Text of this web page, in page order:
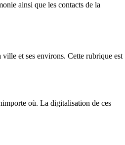
ainsi que les contacts de la
et ses environs. Cette rubrique est
où. La digitalisation de ces